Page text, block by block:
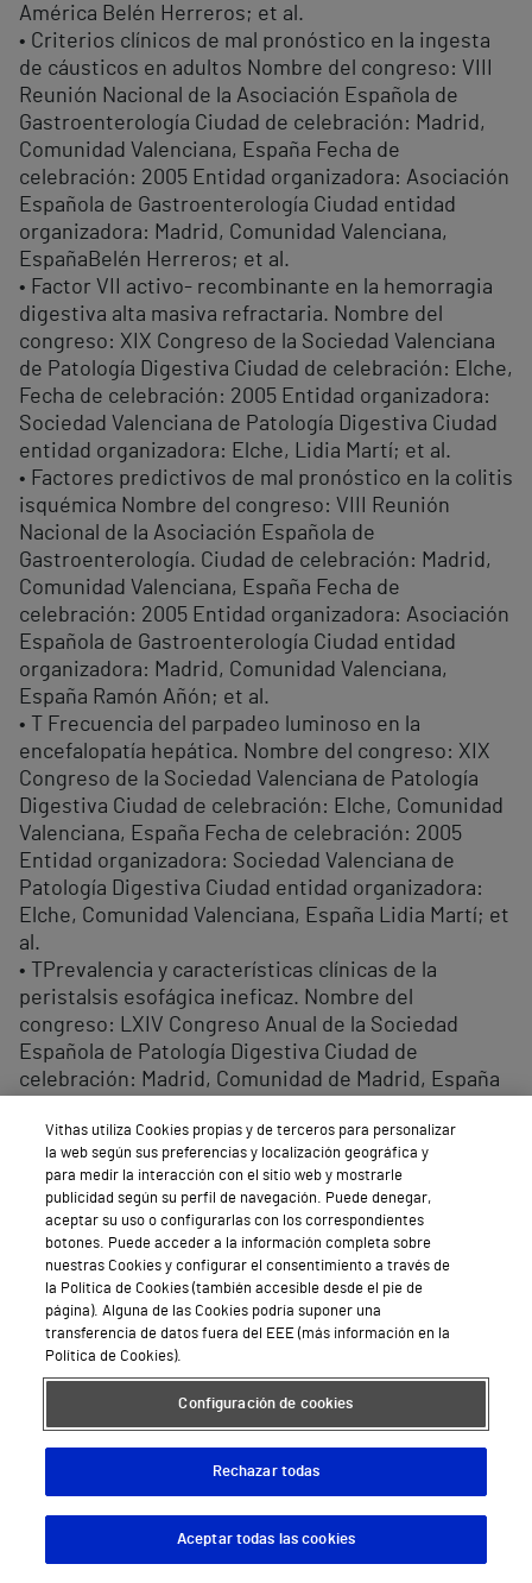
América Belén Herreros; et al.
• Criterios clínicos de mal pronóstico en la ingesta
de cáusticos en adultos Nombre del congreso: VIII
Reunión Nacional de la Asociación Española de
Gastroenterología Ciudad de celebración: Madrid,
Comunidad Valenciana, España Fecha de
celebración: 2005 Entidad organizadora: Asociación
Española de Gastroenterología Ciudad entidad
organizadora: Madrid, Comunidad Valenciana,
EspañaBelén Herreros; et al.
• Factor VII activo- recombinante en la hemorragia
digestiva alta masiva refractaria. Nombre del
congreso: XIX Congreso de la Sociedad Valenciana
de Patología Digestiva Ciudad de celebración: Elche,
Fecha de celebración: 2005 Entidad organizadora:
Sociedad Valenciana de Patología Digestiva Ciudad
entidad organizadora: Elche, Lidia Martí; et al.
• Factores predictivos de mal pronóstico en la colitis
isquémica Nombre del congreso: VIII Reunión
Nacional de la Asociación Española de
Gastroenterología. Ciudad de celebración: Madrid,
Comunidad Valenciana, España Fecha de
celebración: 2005 Entidad organizadora: Asociación
Española de Gastroenterología Ciudad entidad
organizadora: Madrid, Comunidad Valenciana,
España Ramón Añón; et al.
• T Frecuencia del parpadeo luminoso en la
encefalopatía hepática. Nombre del congreso: XIX
Congreso de la Sociedad Valenciana de Patología
Digestiva Ciudad de celebración: Elche, Comunidad
Valenciana, España Fecha de celebración: 2005
Entidad organizadora: Sociedad Valenciana de
Patología Digestiva Ciudad entidad organizadora:
Elche, Comunidad Valenciana, España Lidia Martí; et
al.
• TPrevalencia y características clínicas de la
peristalsis esofágica ineficaz. Nombre del
congreso: LXIV Congreso Anual de la Sociedad
Española de Patología Digestiva Ciudad de
celebración: Madrid, Comunidad de Madrid, España
Sociedad Española de Patología Digestiva Ciudad
entidad organizadora: Madrid, Comunidad de
Madrid, España Marta Maia Boscá Watts; et al.
• ¿Influye el tiempo empleado en la ingesta en el
reflujo gastroesofágico ácido en pacientes con
enfermedad por reflujo gastroesofágico? Nombre
del congreso: VIII Reunión Nacional de la Asociación
Española de Gastroenterología Ciudad de
celebración: Madrid, Comunidad Valenciana, España
Fecha de celebración: 2005 Entidad organizadora:
Asociación Española de Gastroenterología Ciudad
entidad organizadora: Madrid, Comunidad
Valenciana, España et al.
• ¿La peristalsis esofágica ineficaz se relaciona con
las características pH-métricas y endoscópicas de
los pacientes con enfermedad por reflujo
Descargar App
Vithas utiliza Cookies propias y de terceros para personalizar
la web según sus preferencias y localización geográfica y
para medir la interacción con el sitio web y mostrarle
publicidad según su perfil de navegación. Puede denegar,
aceptar su uso o configurarlas con los correspondientes
botones. Puede acceder a la información completa sobre
nuestras Cookies y configurar el consentimiento a través de
la Política de Cookies (también accesible desde el pie de
página). Alguna de las Cookies podría suponer una
transferencia de datos fuera del EEE (más información en la
Política de Cookies).
Configuración de cookies
Rechazar todas
Aceptar todas las cookies